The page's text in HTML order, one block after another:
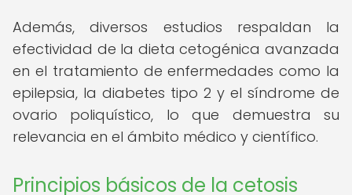
Además, diversos estudios respaldan la
efectividad de la dieta cetogénica avanzada
en el tratamiento de enfermedades como la
epilepsia, la diabetes tipo 2 y el síndrome de
ovario poliquístico, lo que demuestra su
relevancia en el ámbito médico y científico.
Principios básicos de la cetosis